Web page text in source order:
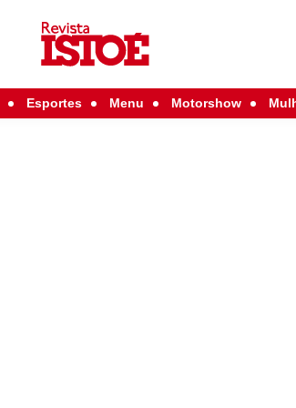
Esportes Menu Motorshow